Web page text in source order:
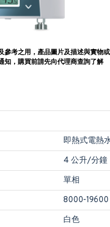
參考之用，產品圖片及描述與實物或
知，購買前請先向代理商查詢了解
即熱式電熱
4 公升/分鐘
單相
8000-19600
白色